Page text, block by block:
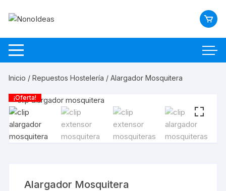
Inicio /Repuestos Hostelería / Alargador Mosquitera
¡Oferta!
Alargador Mosquitera